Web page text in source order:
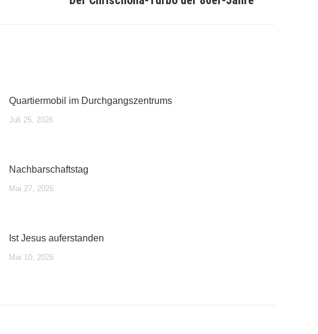
Quartiermobil im Durchgangszentrums
Juli 25, 2026
Nachbarschaftstag
Mai 27, 2026
Ist Jesus auferstanden
Mai 10, 2026